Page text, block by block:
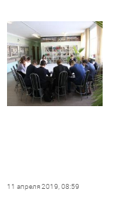
11 апреля 2019, 08:59